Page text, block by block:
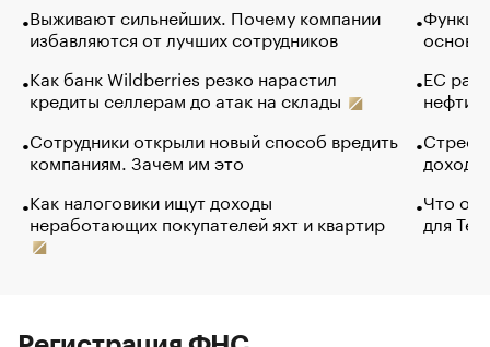
Выживают сильнейших. Почему компании
избавляются от лучших сотрудников
Как банк Wildberries резко нарастил
кредиты селлерам до атак на склады
Сотрудники открыли новый способ вредить
компаниям. Зачем им это
Как налоговики ищут доходы
неработающих покупателей яхт и квартир
основ
ЕС
нефти
Что
для